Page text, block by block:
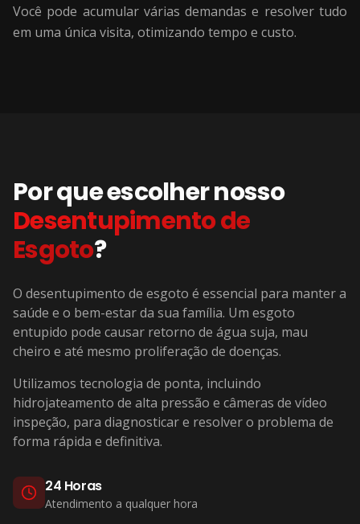
Você pode acumular várias demandas e resolver tudo
em uma única visita, otimizando tempo e custo.
Por que escolher nosso
Desentupimento de
Esgoto?
O desentupimento de esgoto é essencial para manter a
saúde e o bem-estar da sua família. Um esgoto
entupido pode causar retorno de água suja, mau
cheiro e até mesmo proliferação de doenças.
Utilizamos tecnologia de ponta, incluindo
hidrojateamento de alta pressão e câmeras de vídeo
inspeção, para diagnosticar e resolver o problema de
forma rápida e definitiva.
24 Horas
Atendimento a qualquer hora